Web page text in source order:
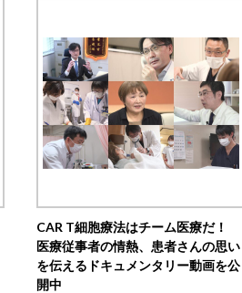
CAR T細胞療法はチーム医療だ！
医療従事者の情熱、患者さんの思い
を伝えるドキュメンタリー動画を公
開中